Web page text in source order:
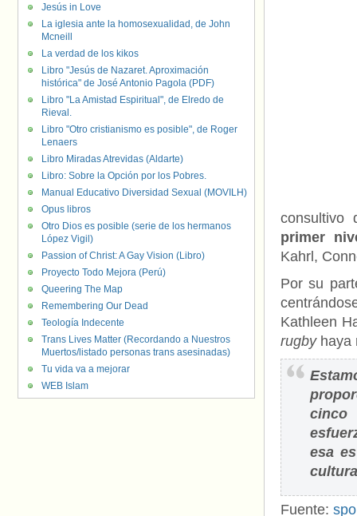
primer
Kahrl,
Por su
Kathleen
rugby haya
cinco
esa
Fuente:
Jesús in Love
La iglesia ante la homosexualidad, de John
Mcneill
La verdad de los kikos
Libro "Jesús de Nazaret. Aproximación
histórica" de José Antonio Pagola (PDF)
Libro "La Amistad Espiritual", de Elredo de
Rieval.
Libro "Otro cristianismo es posible", de Roger
Lenaers
Libro Miradas Atrevidas (Aldarte)
Libro: Sobre la Opción por los Pobres.
Manual Educativo Diversidad Sexual (MOVILH)
Opus libros
Otro Dios es posible (serie de los hermanos
López Vigil)
Passion of Christ: A Gay Vision (Libro)
Proyecto Todo Mejora (Perú)
Queering The Map
Remembering Our Dead
Teología Indecente
Trans Lives Matter (Recordando a Nuestros
Muertos/listado personas trans asesinadas)
Tu vida va a mejorar
WEB Islam